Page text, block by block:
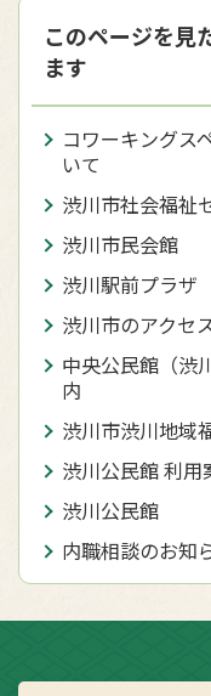
このページを見
ます
コワーキングス
いて
渋川市社会福祉
渋川市民会館
渋川駅前プラザ
渋川市のアクセ
中央公民館（渋
内
渋川市渋川地域
渋川公民館 利用
渋川公民館
内職相談のお知